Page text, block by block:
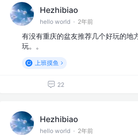
Hezhibiao
hello world · 2年前
有没有重庆的盆友推荐几个好玩的地
玩。。
上班摸鱼
22
Hezhibiao
hello world · 2年前